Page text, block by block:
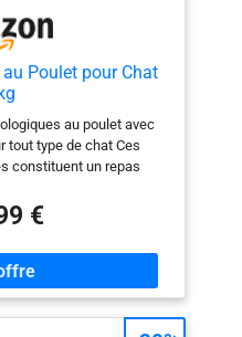
Poulet pour Chat
au poulet avec
tout type de chat Ces
constituent un repas
artificiels, pesticides et
sources de protéines
s'assurer que votre chat
il a besoin
€